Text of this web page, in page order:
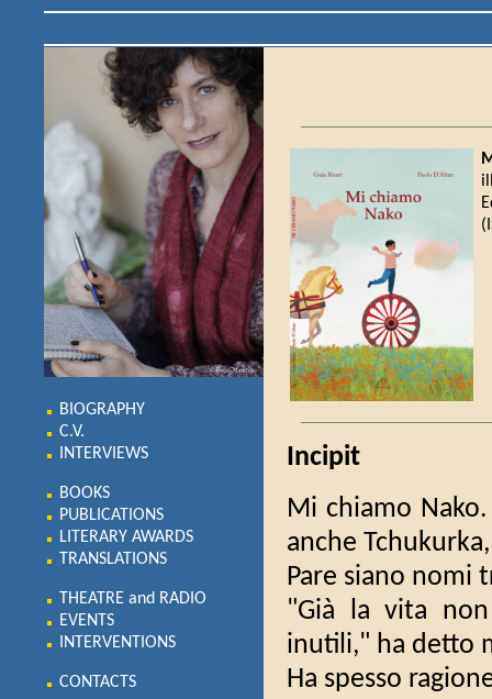
BIOGRAPHY
C.V.
INTERVIEWS
BOOKS
PUBLICATIONS
LITERARY AWARDS
TRANSLATIONS
THEATRE and RADIO
EVENTS
INTERVENTIONS
CONTACTS
Incipit
Mi chiamo
anche
Pare siano nomi
"Già la vita non
inutili," ha detto
Ha spesso